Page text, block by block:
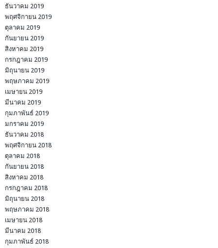
ธันวาคม 2019
พฤศจิกายน 2019
ตุลาคม 2019
กันยายน 2019
สิงหาคม 2019
กรกฎาคม 2019
มิถุนายน 2019
พฤษภาคม 2019
เมษายน 2019
มีนาคม 2019
กุมภาพันธ์ 2019
มกราคม 2019
ธันวาคม 2018
พฤศจิกายน 2018
ตุลาคม 2018
กันยายน 2018
สิงหาคม 2018
กรกฎาคม 2018
มิถุนายน 2018
พฤษภาคม 2018
เมษายน 2018
มีนาคม 2018
กุมภาพันธ์ 2018